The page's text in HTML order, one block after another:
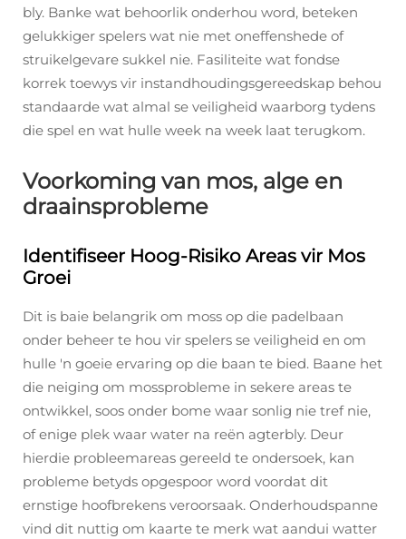
bly. Banke wat behoorlik onderhou word, beteken
gelukkiger spelers wat nie met oneffenshede of
struikelgevare sukkel nie. Fasiliteite wat fondse
korrek toewys vir instandhoudingsgereedskap behou
standaarde wat almal se veiligheid waarborg tydens
die spel en wat hulle week na week laat terugkom.
Voorkoming van mos, alge en
draainsprobleme
Identifiseer Hoog-Risiko Areas vir Mos
Groei
Dit is baie belangrik om moss op die padelbaan
onder beheer te hou vir spelers se veiligheid en om
hulle 'n goeie ervaring op die baan te bied. Baane het
die neiging om mossprobleme in sekere areas te
ontwikkel, soos onder bome waar sonlig nie tref nie,
of enige plek waar water na reën agterbly. Deur
hierdie probleemareas gereeld te ondersoek, kan
probleme betyds opgespoor word voordat dit
ernstige hoofbrekens veroorsaak. Onderhoudspanne
vind dit nuttig om kaarte te merk wat aandui watter